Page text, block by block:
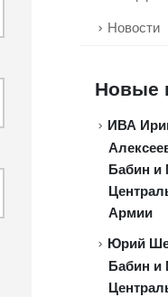
Новости
Новые
ИВА
Бабин и
Армии
Юрий
Бабин и